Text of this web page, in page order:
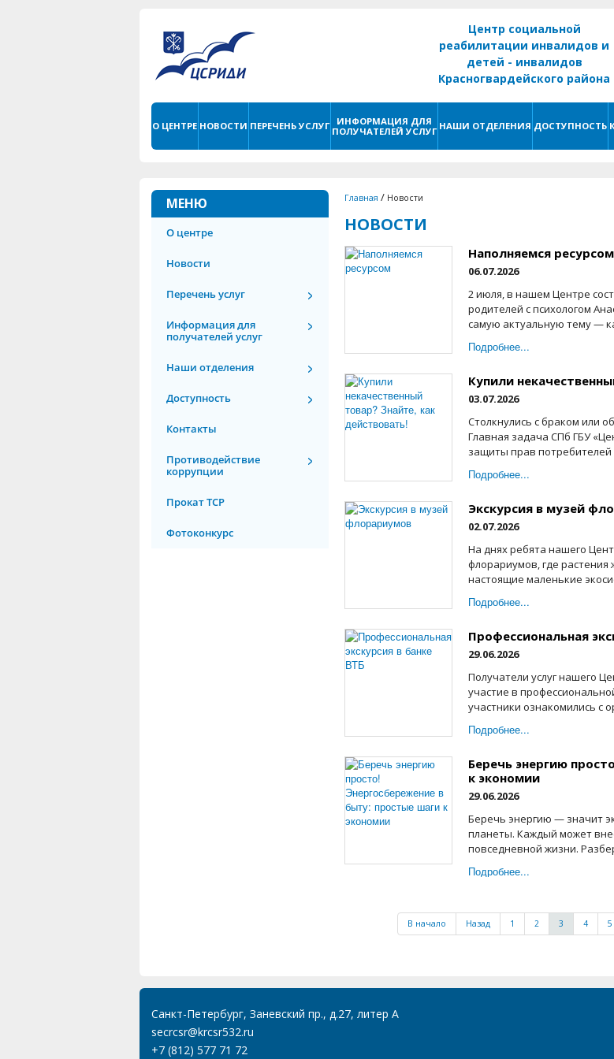
Центр социальной
реабилитации инвалидов и
детей - инвалидов
Красногвардейского района
О ЦЕНТРЕ НОВОСТИ ПЕРЕЧЕНЬ УСЛУГ
ИНФОРМАЦИЯ ДЛЯ
ПОЛУЧАТЕЛЕЙ УСЛУГ НАШИ ОТДЕЛЕНИЯ ДОСТУПНОСТЬ
МЕНЮ
О центре
Новости
Перечень услуг
Информация для
получателей услуг
Наши отделения
Доступность
Контакты
Противодействие
коррупции
Прокат ТСР
Фотоконкурс
Главная / Новости
НОВОСТИ
Наполняемся ресурсом
06.07.2026
2 июля, в нашем Центре
родителей с психологом
самую актуальную тему —
Подробнее...
Купили
03.07.2026
Столкнулись с браком или
Главная задача СПб ГБУ
защиты прав потребителей
Подробнее...
Экскурсия в музей
02.07.2026
На днях ребята нашего
флорариумов, где
настоящие маленькие
Подробнее...
Профессиональная
29.06.2026
Получатели услуг нашего
участие в
участники ознакомились с
Подробнее...
Беречь энергию
к экономии
29.06.2026
Беречь энергию — значит
планеты. Каждый может
повседневной жизни.
Подробнее...
В начало Назад 1 2 3 4 5
Санкт-Петербург, Заневский пр., д.27, литер А
secrcsr@krcsr532.ru
+7 (812) 577 71 72